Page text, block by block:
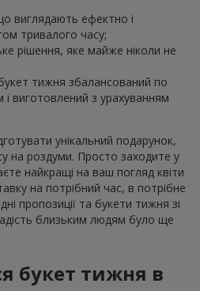
виглядають ефектно і
тривалого часу;
рішення, яке майже ніколи не
букет тижня збалансований по
виготовлений з урахуванням
унікальний подарунок,
на роздуми. Просто заходите у
найкращі на ваш погляд квіти
на потрібний час, в потрібне
пропозиції та букети тижня зі
близьким людям було ще
букет тижня в